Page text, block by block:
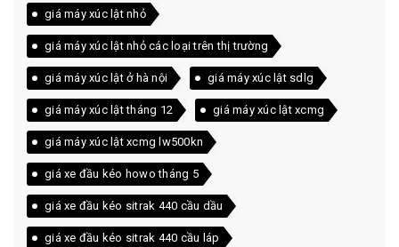
giá máy xúc lật nhỏ
giá máy xúc lật nhỏ các loại trên thị trường
giá máy xúc lật ở hà nội giá máy xúc lật sdlg
giá máy xúc lật tháng 12 giá máy xúc lật xcmg
giá máy xúc lật xcmg lw500kn
giá xe đầu kéo howo tháng 5
giá xe đầu kéo sitrak 440 cầu dầu
giá xe đầu kéo sitrak 440 cầu láp